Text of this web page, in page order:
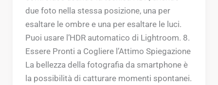
due foto nella stessa posizione, una per
esaltare le ombre e una per esaltare le luci.
Puoi usare l’HDR automatico di Lightroom. 8.
Essere Pronti a Cogliere l’Attimo Spiegazione
La bellezza della fotografia da smartphone è
la possibilità di catturare momenti spontanei.